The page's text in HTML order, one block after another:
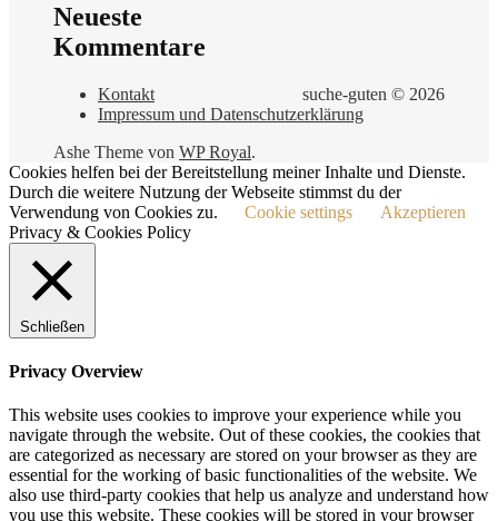
Neueste
Kommentare
suche-guten © 2026
Kontakt
Impressum und Datenschutzerklärung
Ashe Theme von WP Royal.
Cookies helfen bei der Bereitstellung meiner Inhalte und Dienste.
Durch die weitere Nutzung der Webseite stimmst du der
Verwendung von Cookies zu.
Cookie settings
Akzeptieren
Privacy & Cookies Policy
Schließen
Privacy Overview
This website uses cookies to improve your experience while you
navigate through the website. Out of these cookies, the cookies that
are categorized as necessary are stored on your browser as they are
essential for the working of basic functionalities of the website. We
also use third-party cookies that help us analyze and understand how
you use this website. These cookies will be stored in your browser